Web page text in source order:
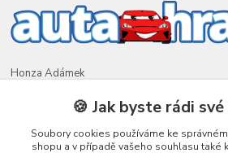
Honza Adámek
(Po-Ne, 9-21 hod.)
honza@autahracky.cz
🍪 Jak byste rádi
Soubory cookies používáme ke
shopu a v případě vašeho souhlasu také